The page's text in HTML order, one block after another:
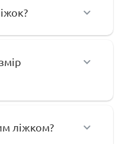
ліжком?